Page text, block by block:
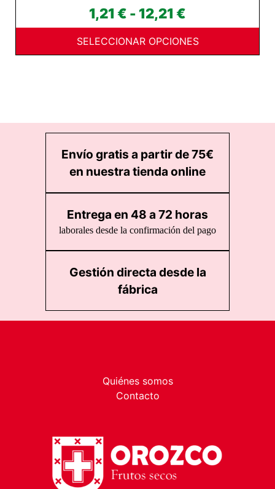
1,21 € - 12,21 €
de
precios:
12,21 €
SELECCIONAR OPCIONES
Envío gratis a partir de 75€
en nuestra tienda online
Entrega en 48 a 72 horas
laborales desde la confirmación del pago
Gestión directa desde la
fábrica
Quiénes somos
Contacto